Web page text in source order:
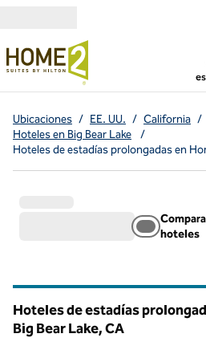
Ubicaciones / EE. UU. / California /
Hoteles en Big Bear Lake
/
Hoteles de estadías prolongadas en
hoteles
Hoteles de estadías
Big Bear Lake,CA